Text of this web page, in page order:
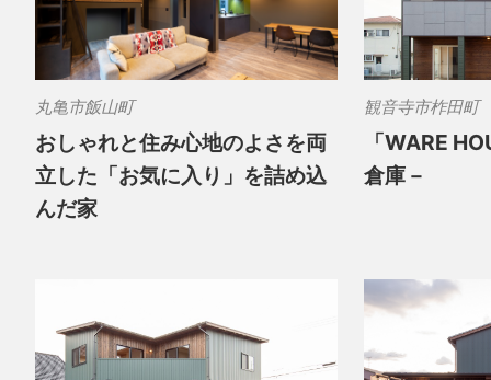
丸亀市飯山町
おしゃれと住み心地のよさを両
立した「お気に入り」を詰め込
んだ家
観音寺市柞田町
「WARE
倉庫－